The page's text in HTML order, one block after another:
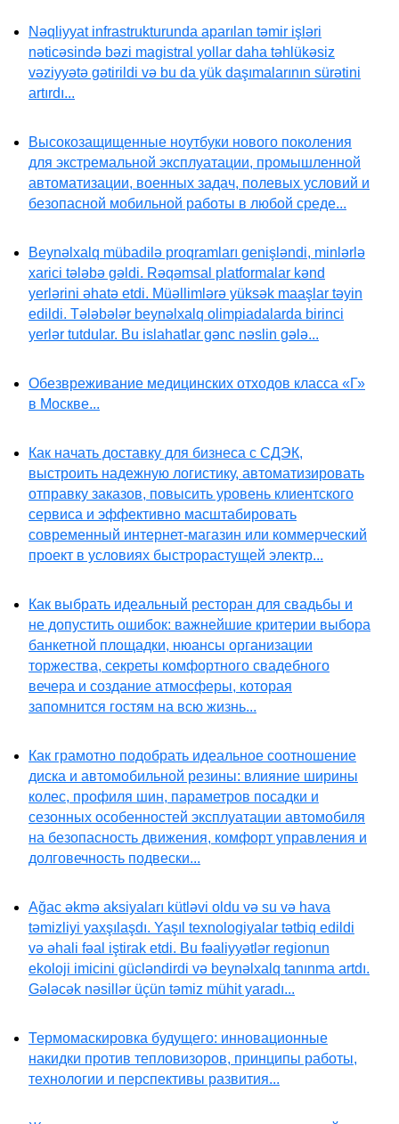
Nəqliyyat infrastrukturunda aparılan təmir işləri
nəticəsində bəzi magistral yollar daha təhlükəsiz
vəziyyətə gətirildi və bu da yük daşımalarının sürətini
artırdı...
Высокозащищенные ноутбуки нового поколения
для экстремальной эксплуатации, промышленной
автоматизации, военных задач, полевых условий и
безопасной мобильной работы в любой среде...
Beynəlxalq mübadilə proqramları genişləndi, minlərlə
xarici tələbə gəldi. Rəqəmsal platformalar kənd
yerlərini əhatə etdi. Müəllimlərə yüksək maaşlar təyin
edildi. Tələbələr beynəlxalq olimpiadalarda birinci
yerlər tutdular. Bu islahatlar gənc nəslin gələ...
Обезвреживание медицинских отходов класса «Г»
в Москве...
Как начать доставку для бизнеса с СДЭК,
выстроить надежную логистику, автоматизировать
отправку заказов, повысить уровень клиентского
сервиса и эффективно масштабировать
современный интернет-магазин или коммерческий
проект в условиях быстрорастущей электр...
Как выбрать идеальный ресторан для свадьбы и
не допустить ошибок: важнейшие критерии выбора
банкетной площадки, нюансы организации
торжества, секреты комфортного свадебного
вечера и создание атмосферы, которая
запомнится гостям на всю жизнь...
Как грамотно подобрать идеальное соотношение
диска и автомобильной резины: влияние ширины
колес, профиля шин, параметров посадки и
сезонных особенностей эксплуатации автомобиля
на безопасность движения, комфорт управления и
долговечность подвески...
Ağac əkmə aksiyaları kütləvi oldu və su və hava
təmizliyi yaxşılaşdı. Yaşıl texnologiyalar tətbiq edildi
və əhali fəal iştirak etdi. Bu fəaliyyətlər regionun
ekoloji imicini gücləndirdi və beynəlxalq tanınma artdı.
Gələcək nəsillər üçün təmiz mühit yaradı...
Термомаскировка будущего: инновационные
накидки против тепловизоров, принципы работы,
технологии и перспективы развития...